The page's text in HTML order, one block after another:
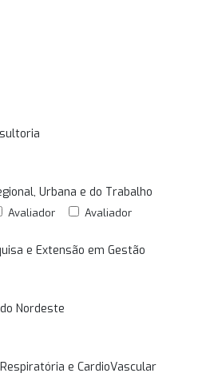
Urbana e do Trabalho
Avaliador Avaliador
e Extensão em Gestão
Nordeste
e CardioVascular